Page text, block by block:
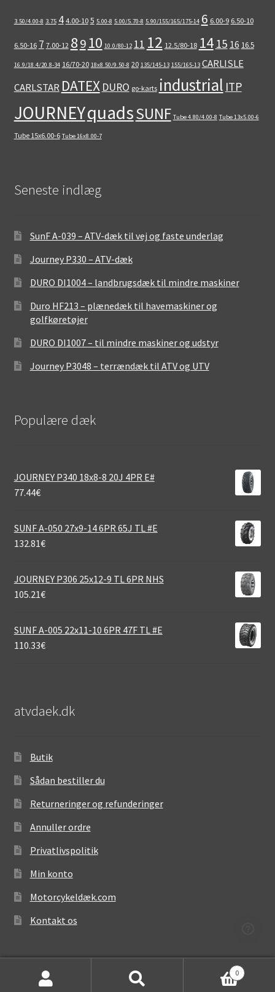
3.50/4.00-8 3.75 4 4.00-10 5 5.00-8 5.00/5.70-8 5.90/155/165/175-14 6 6.00-9 6.50-10
6.50-16 7 7.00-12 89 10 10.0/80-12 11 12 12.5/80-18 14 15 16 16.5
16.9/18.4/20.8-34 16/70-20 18x8.50/9.50-8 20 135/145-13 155/165-13 CARLISLE
CARLSTAR DATEX DURO go-karts industrial ITP
JOURNEYquadsSUNF Tube 4.80/4.00-8 Tube 13x5.00-6
Tube 15x6.00-6 Tube 16x8.00-7
Seneste indlæg
SunF A-039 – ATV-dæk til vej og faste underlag
Journey P330 – ATV-dæk
DURO DI1004 – landbrugsdæk til mindre maskiner
Duro HF213 – plænedæk til havemaskiner og
golfkøretøjer
DURO DI1007 – til mindre maskiner og udstyr
Journey P3048 – terrændæk til ATV og UTV
Populære dæk
JOURNEY P340 18x8-8 20J 4PR E#
77.44€
SUNF A-050 27x9-14 6PR 65J TL #E
132.81€
JOURNEY P306 25x12-9 TL 6PR NHS
105.21€
SUNF A-005 22x11-10 6PR 47F TL #E
110.33€
atvdaek.dk
Butik
Sådan bestiller du
Returneringer og refunderinger
Annuller ordre
Privatlivspolitik
Min konto
Motorcykeldæk.com
Kontakt os
0